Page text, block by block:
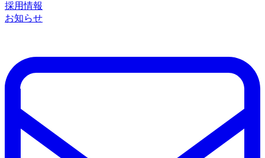
採用情報
お知らせ